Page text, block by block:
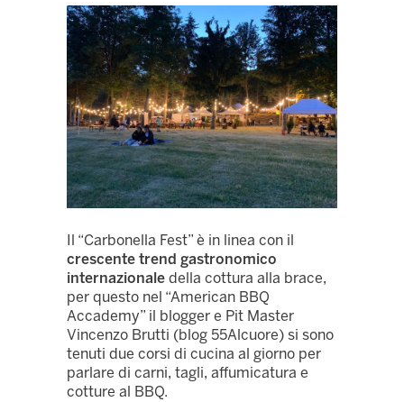
Il “Carbonella Fest” è in linea con il
crescente trend gastronomico
internazionale della cottura alla brace,
per questo nel “American BBQ
Accademy” il blogger e Pit Master
Vincenzo Brutti (blog 55Alcuore) si sono
tenuti due corsi di cucina al giorno per
parlare di carni, tagli, affumicatura e
cotture al BBQ.